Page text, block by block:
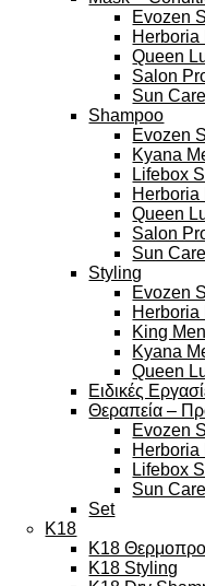
Evozen
Herboria
Queen
Salon
Sun
Shampoo
Evozen
Kyana
Lifebox
Herboria
Queen
Salon
Sun
Styling
Evozen
Herboria
King
Kyana
Queen
Ειδικές
Θεραπεία –
Evozen
Herboria
Lifebox
Sun
Set
K18
K18
K18 Styling